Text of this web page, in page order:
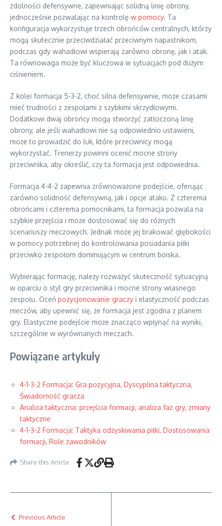
zdolności defensywne, zapewniając solidną linię obrony,
jednocześnie pozwalając na kontrolę w pomocy. Ta
konfiguracja wykorzystuje trzech obrońców centralnych, którzy
mogą skutecznie przeciwdziałać przeciwnym napastnikom,
podczas gdy wahadłowi wspierają zarówno obronę, jak i atak.
Ta równowaga może być kluczowa w sytuacjach pod dużym
ciśnieniem.
Z kolei formacja 5-3-2, choć silna defensywnie, może czasami
mieć trudności z zespołami z szybkimi skrzydłowymi.
Dodatkowi dwaj obrońcy mogą stworzyć zatłoczoną linię
obrony, ale jeśli wahadłowi nie są odpowiednio ustawieni,
może to prowadzić do luk, które przeciwnicy mogą
wykorzystać. Trenerzy powinni ocenić mocne strony
przeciwnika, aby określić, czy ta formacja jest odpowiednia.
Formacja 4-4-2 zapewnia zrównoważone podejście, oferując
zarówno solidność defensywną, jak i opcje ataku. Z czterema
obrońcami i czterema pomocnikami, ta formacja pozwala na
szybkie przejścia i może dostosować się do różnych
scenariuszy meczowych. Jednak może jej brakować głębokości
w pomocy potrzebnej do kontrolowania posiadania piłki
przeciwko zespołom dominującym w centrum boiska.
Wybierając formację, należy rozważyć skuteczność sytuacyjną
w oparciu o styl gry przeciwnika i mocne strony własnego
zespołu. Oceń pozycjonowanie graczy i elastyczność podczas
meczów, aby upewnić się, że formacja jest zgodna z planem
gry. Elastyczne podejście może znacząco wpłynąć na wyniki,
szczególnie w wyrównanych meczach.
Powiązane artykuły
4-1-3-2 Formacja: Gra pozycyjna, Dyscyplina taktyczna,
Świadomość gracza
Analiza taktyczna: przejścia formacji, analiza faz gry, zmiany
taktyczne
4-1-3-2 Formacja: Taktyka odzyskiwania piłki, Dostosowania
formacji, Role zawodników
Share this Article
Previous Article